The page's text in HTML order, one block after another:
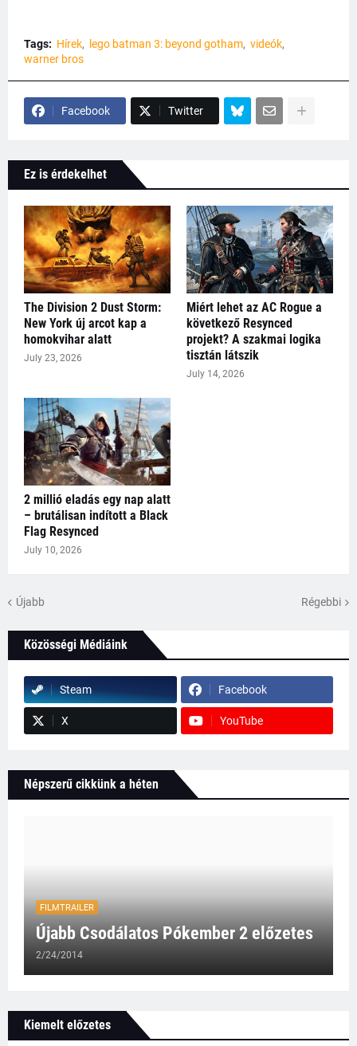
Tags: Hírek lego batman 3: beyond gotham videók
warner bros
Facebook Twitter
Ez is érdekelhet
The Division 2 Dust Storm:
New York új arcot kap a
homokvihar alatt
July 23, 2026
Miért lehet az AC Rogue a
következő Resynced
projekt? A szakmai logika
tisztán látszik
July 14, 2026
2 millió eladás egy nap alatt
– brutálisan indított a Black
Flag Resynced
July 10, 2026
Újabb Régebbi
Közösségi Médiáink
Steam Facebook
X YouTube
Népszerű cikkünk a héten
FILMTRAILER
Újabb Csodálatos Pókember 2 előzetes
2/24/2014
Kiemelt előzetes